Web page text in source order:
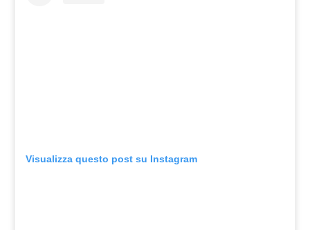
Visualizza questo post su Instagram